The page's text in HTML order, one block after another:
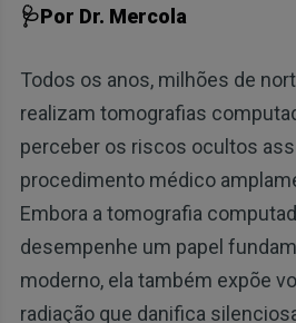
🩺Por Dr. Mercola
Todos os anos, milhões de
realizam tomografias
perceber os riscos ocultos
procedimento médico
Embora a tomografia
desempenhe um papel
moderno, ela também expõe
radiação que danifica